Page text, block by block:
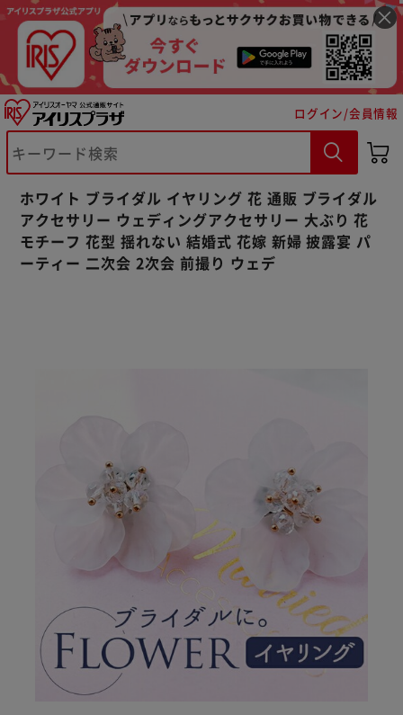
ログイン/会員情報
ホワイト ブライダル イヤリング 花 通販 ブライダル
アクセサリー ウェディングアクセサリー 大ぶり 花
モチーフ 花型 揺れない 結婚式 花嫁 新婦 披露宴 パ
ーティー 二次会 2次会 前撮り ウェデ
※ご確認ください
カートに入れる 購入手続きへ